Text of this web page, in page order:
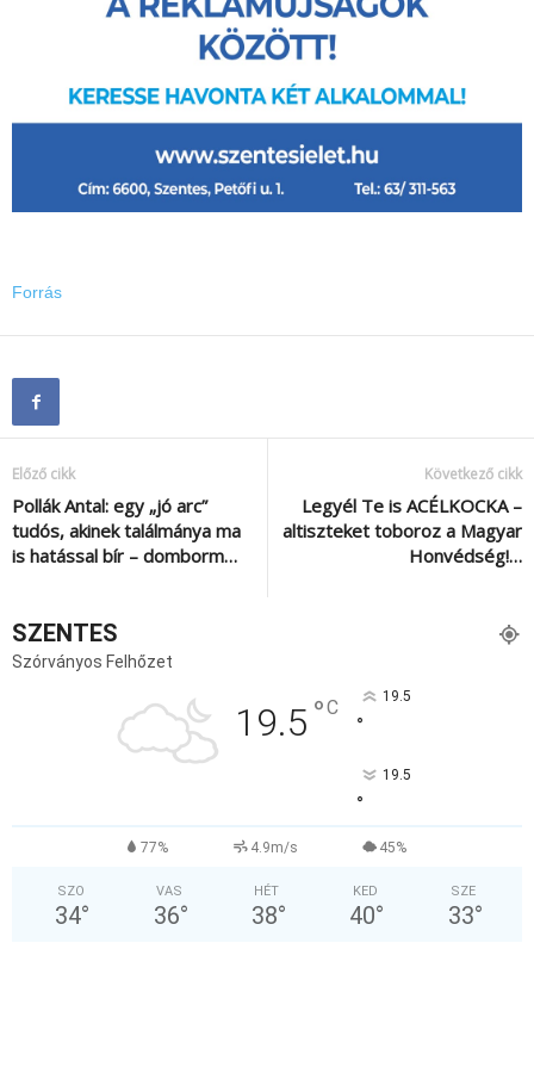
Forrás
Előző cikk
Pollák Antal: egy „jó arc”
tudós, akinek találmánya ma
is hatással bír – domborm…
Következő cikk
Legyél Te is ACÉLKOCKA –
altiszteket toboroz a Magyar
Honvédség!…
SZENTES
Szórványos Felhőzet
19.5 °C 19.5
°
19.5
°
77% 4.9m/s 45%
SZO
34°
VAS
36°
HÉT
38°
KED
40°
SZE
33°